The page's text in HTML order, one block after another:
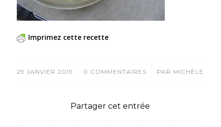
Imprimez cette recette
29 JANVIER 2019
/ 0 COMMENTAIRES
/ PAR MICHÈLE
Partager cet entrée